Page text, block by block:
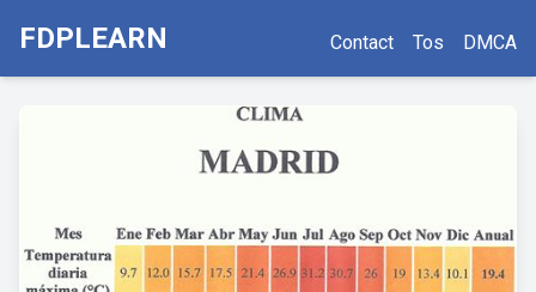
FDPLEARN Contact Tos DMCA